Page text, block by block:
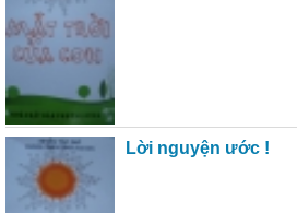
Lời nguyện ước !